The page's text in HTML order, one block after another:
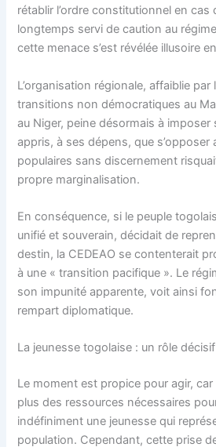
rétablir l’ordre constitutionnel en cas
longtemps servi de caution au
cette menace s’est révélée illusoire
L’organisation régionale, affaiblie par
transitions non démocratiques au
au Niger, peine désormais à imposer
appris, à ses dépens, que s’opposer
populaires sans discernement
propre marginalisation.
En conséquence, si le peuple
unifié et souverain, décidait de
destin, la CEDEAO se contenterait
à une « transition pacifique ». Le
son impunité apparente, voit ainsi
rempart diplomatique.
La jeunesse togolaise : un rôle
Le moment est propice pour agir,
plus des ressources nécessaires
indéfiniment une jeunesse qui
population. Cependant, cette prise